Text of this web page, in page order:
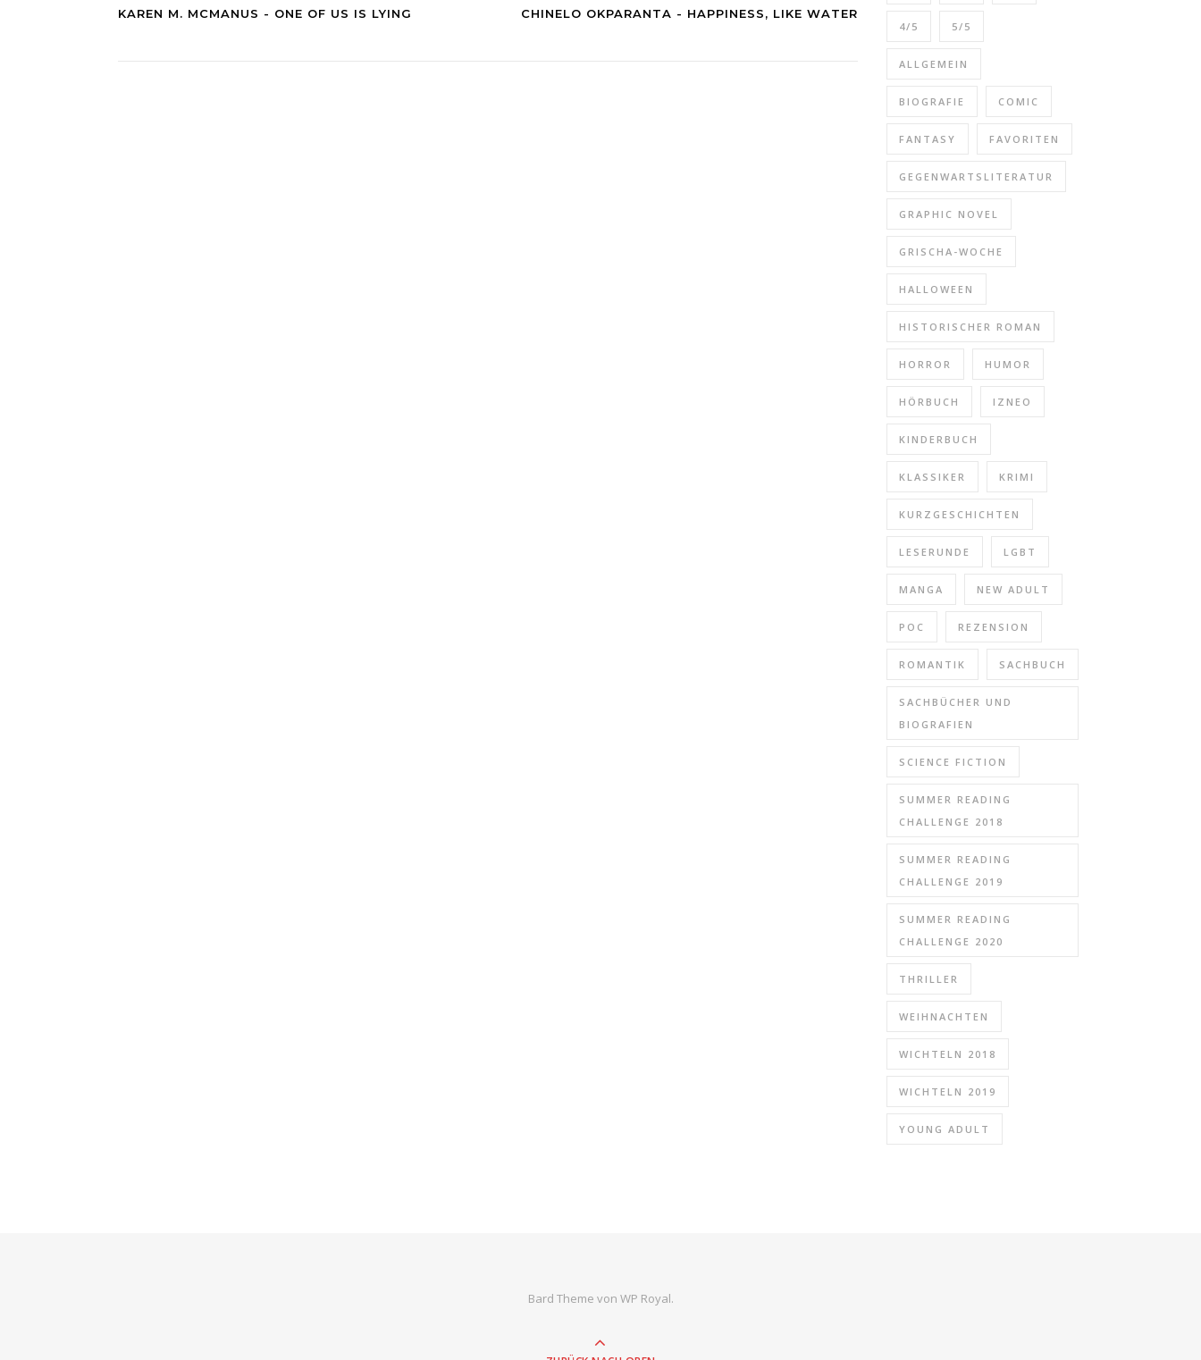
KAREN M. MCMANUS - ONE OF US IS LYING CHINELO OKPARANTA - HAPPINESS, LIKE WATER
4/5 5/5
ALLGEMEIN
BIOGRAFIE COMIC
FANTASY FAVORITEN
GEGENWARTSLITERATUR
GRAPHIC NOVEL
GRISCHA-WOCHE
HALLOWEEN
HISTORISCHER ROMAN
HORROR HUMOR
HÖRBUCH IZNEO
KINDERBUCH
KLASSIKER KRIMI
KURZGESCHICHTEN
LESERUNDE LGBT
MANGA NEW ADULT
POC REZENSION
ROMANTIK SACHBUCH
SACHBÜCHER UND
BIOGRAFIEN
SCIENCE FICTION
SUMMER READING
CHALLENGE 2018
SUMMER READING
CHALLENGE 2019
SUMMER READING
CHALLENGE 2020
THRILLER
WEIHNACHTEN
WICHTELN 2018
WICHTELN 2019
YOUNG ADULT
Bard Theme von WP Royal.